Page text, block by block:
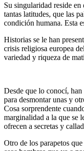
Su singularidad reside
tantas latitudes, que las
condición humana. Esta
Historias se le han
crisis religiosa europea
variedad y riqueza de
Desde que lo conocí,
para desmontar unas y
Cosa sorprendente
marginalidad a la que se
ofrecen a secretas y
Otro de los parapetos